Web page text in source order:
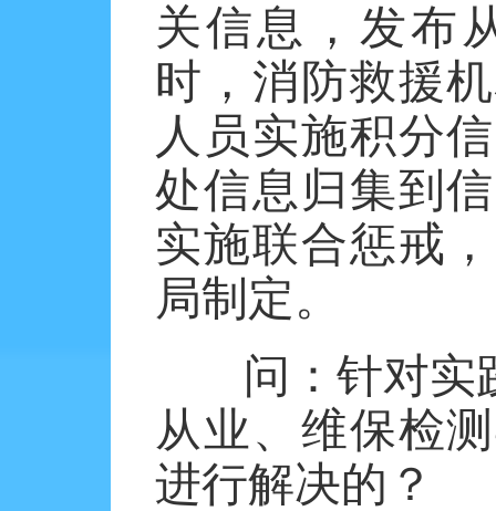
关信息，发布
时，消防救援
人员实施积分
处信息归集到
实施联合惩戒
局制定。
问：针对实
从业、维保检
进行解决的？